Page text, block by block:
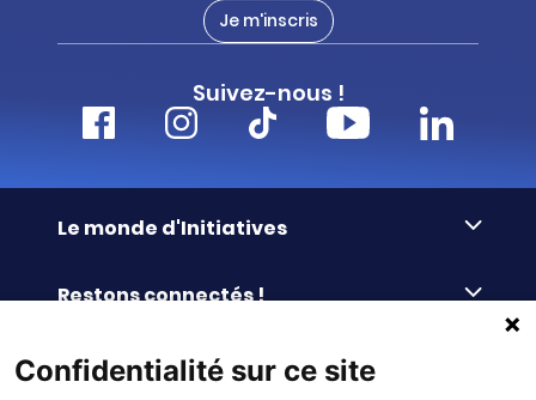
Je m'inscris
Suivez-nous !
Le monde d'Initiatives
Le Fond’Actions Initiatives
Restons connectés !
Le blog
Commander facilement
Confidentialité sur ce site